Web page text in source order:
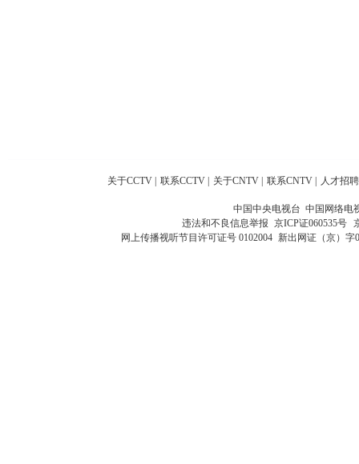
关于CCTV 联系CCTV 关于CNTV 联系CNTV 人才招聘
中国中央电视台 中国网络电
违法和不良信息举报 京ICP证060535号
网上传播视听节目许可证号 0102004 新出网证（京）